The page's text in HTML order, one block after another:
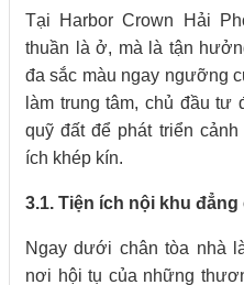
Tại Harbor Crown Hải
thuần là ở, mà là tận
đa sắc màu ngay ngưỡng
làm trung tâm, chủ đầu tư
quỹ đất để phát triển
ích khép kín.
3.1. Tiện ích nội khu đẳng
Ngay dưới chân tòa nhà
nơi hội tụ của những